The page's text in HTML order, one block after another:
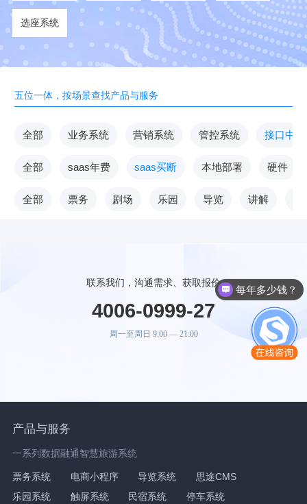
选座系统
五位一体，按场景查找产品与服务
全部 业务系统 营销系统 管控系统 接口中台
全部 saas年费 saas买断 本地部署 硬件
全部 票务 剧场 乐园 导览 讲解
联系我们，沟通需求、获取报价
4006-0999-27
周一至周日 9:00 — 21:00
产品与服务
一系列数据融通智慧旅游系统
票务系统 电商小程序 导览系统
思途CMS
乐园系统
触屏系统 民宿系统
停车系统
每年多少钱？